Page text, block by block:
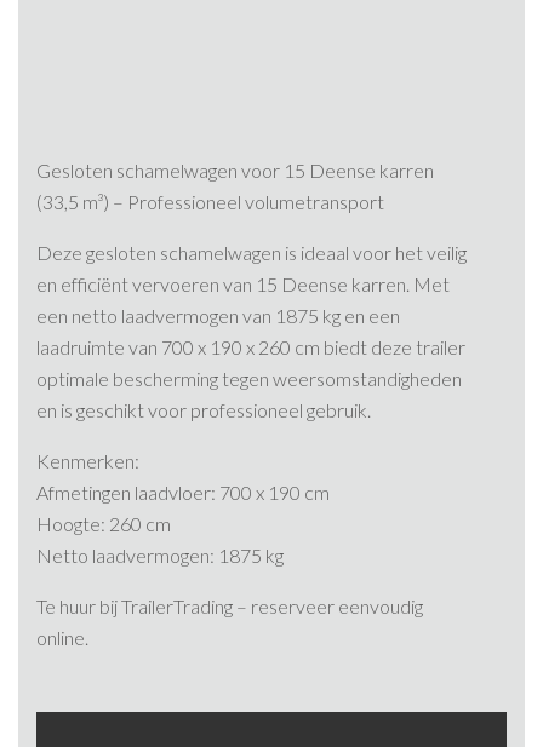
Gesloten schamelwagen voor 15 Deense karren
(33,5 m³) – Professioneel volumetransport
Deze gesloten schamelwagen is ideaal voor het veilig
en efficiënt vervoeren van 15 Deense karren. Met
een netto laadvermogen van 1875 kg en een
laadruimte van 700 x 190 x 260 cm biedt deze trailer
optimale bescherming tegen weersomstandigheden
en is geschikt voor professioneel gebruik.​
Kenmerken:
Afmetingen laadvloer: 700 x 190 cm
Hoogte: 260 cm
Netto laadvermogen: 1875 kg
Te huur bij TrailerTrading – reserveer eenvoudig
online.